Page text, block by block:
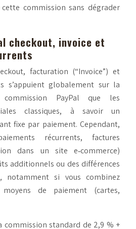
commission sans dégrader
checkout, invoice et
facturation (“Invoice”) et
s’appuient globalement sur la
PayPal que les
classiques, à savoir un
fixe par paiement. Cependant,
récurrents, factures
dans un site e‑commerce)
additionnels ou des différences
notamment si vous combinez
moyens de paiement (cartes,
commission standard de 2,9 % +